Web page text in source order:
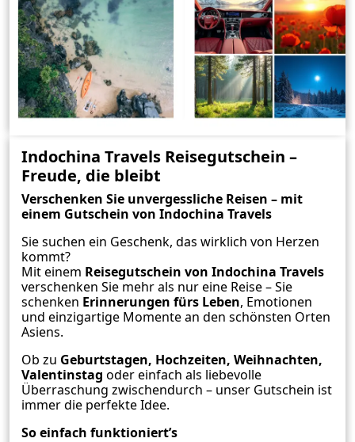
Indochina Travels Reisegutschein –
Freude, die bleibt
Verschenken Sie unvergessliche Reisen – mit
einem Gutschein von Indochina Travels
Sie suchen ein Geschenk, das wirklich von Herzen
kommt?
Mit einem Reisegutschein von Indochina Travels
verschenken Sie mehr als nur eine Reise – Sie
schenken Erinnerungen fürs Leben, Emotionen
und einzigartige Momente an den schönsten Orten
Asiens.
Ob zu Geburtstagen, Hochzeiten, Weihnachten,
Valentinstag oder einfach als liebevolle
Überraschung zwischendurch – unser Gutschein ist
immer die perfekte Idee.
So einfach funktioniert’s